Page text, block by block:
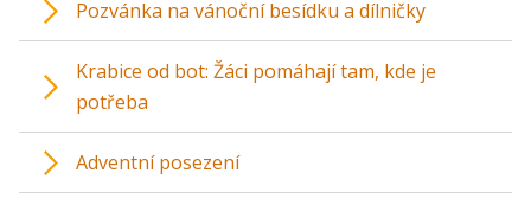
Pozvánka na vánoční besídku a dílničky
Krabice od bot: Žáci pomáhají tam, kde je
potřeba
Adventní posezení